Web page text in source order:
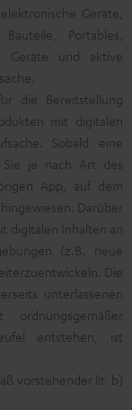
Geräte,
Portables,
Geräte und aktive
die Bereitstellung
mit digitalen
Sobald eine
Sie je nach Art des
App, auf dem
hingewiesen. Darüber
digitalen Inhalten an
(z.B. neue
Die
unterlassenen
entstehen, ist
vorstehender lit. b)